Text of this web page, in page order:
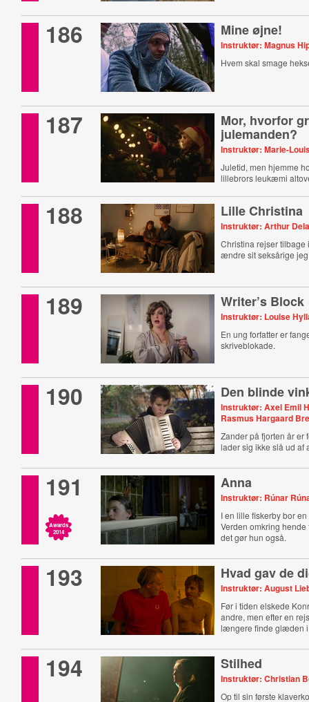
186 Mine øjne!
Instruktør: Magnus
Hvem skal smage
187 Mor, hvorfor
julemanden?
Instruktør: Marie-
Juletid, men hjemme
lillebrors leukæmi
188 Lille Christina
Instruktør: Arthur
Christina rejser tilbage
ændre sit seksårige
189 Writer’s Block
Instruktør: Louise
En ung forfatter er
skriveblokade.
190 Den blinde
Instruktør: Axel Emil
Rasmus Hargaard
Zander på fjorten år er
lader sig ikke slå ud af
191
Awards
2014
Anna
Instruktør: Rúnar
I en lille fiskerby bor
Verden omkring
det gør hun også.
193 Hvad gav de
Instruktør: August
Før i tiden elskede
andre, men efter en
længere finde glæden
194 Stilhed
Instruktør: Christian
Op til sin første